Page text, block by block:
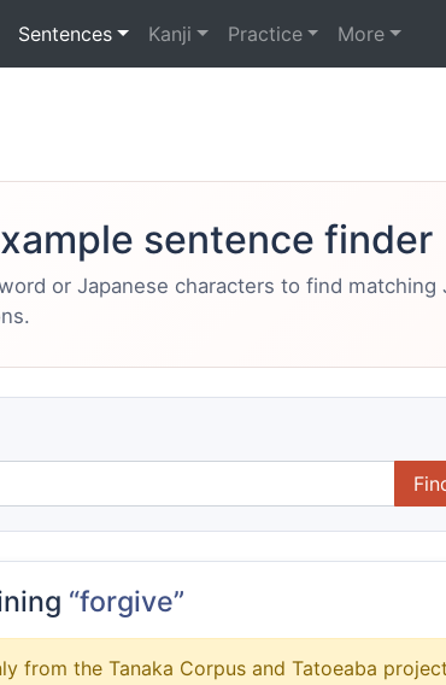
Sentences Kanji Practice More
sentence finder
or Japanese characters to find matching
“forgive”
from the Tanaka Corpus and Tatoeaba